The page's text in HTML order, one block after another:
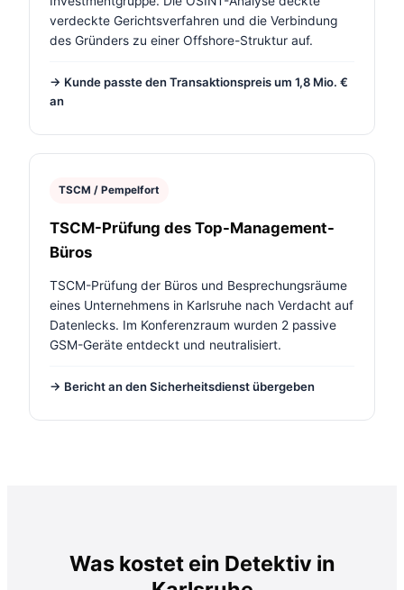
verdeckte Gerichtsverfahren und die Verbindung
des Gründers zu einer Offshore-Struktur auf.
→ Kunde passte den Transaktionspreis um 1,8 Mio. €
an
TSCM / Pempelfort
TSCM-Prüfung des Top-Management-
Büros
TSCM-Prüfung der Büros und Besprechungsräume
eines Unternehmens in Karlsruhe nach Verdacht auf
Datenlecks. Im Konferenzraum wurden 2 passive
GSM-Geräte entdeckt und neutralisiert.
→ Bericht an den Sicherheitsdienst übergeben
Was kostet ein Detektiv in